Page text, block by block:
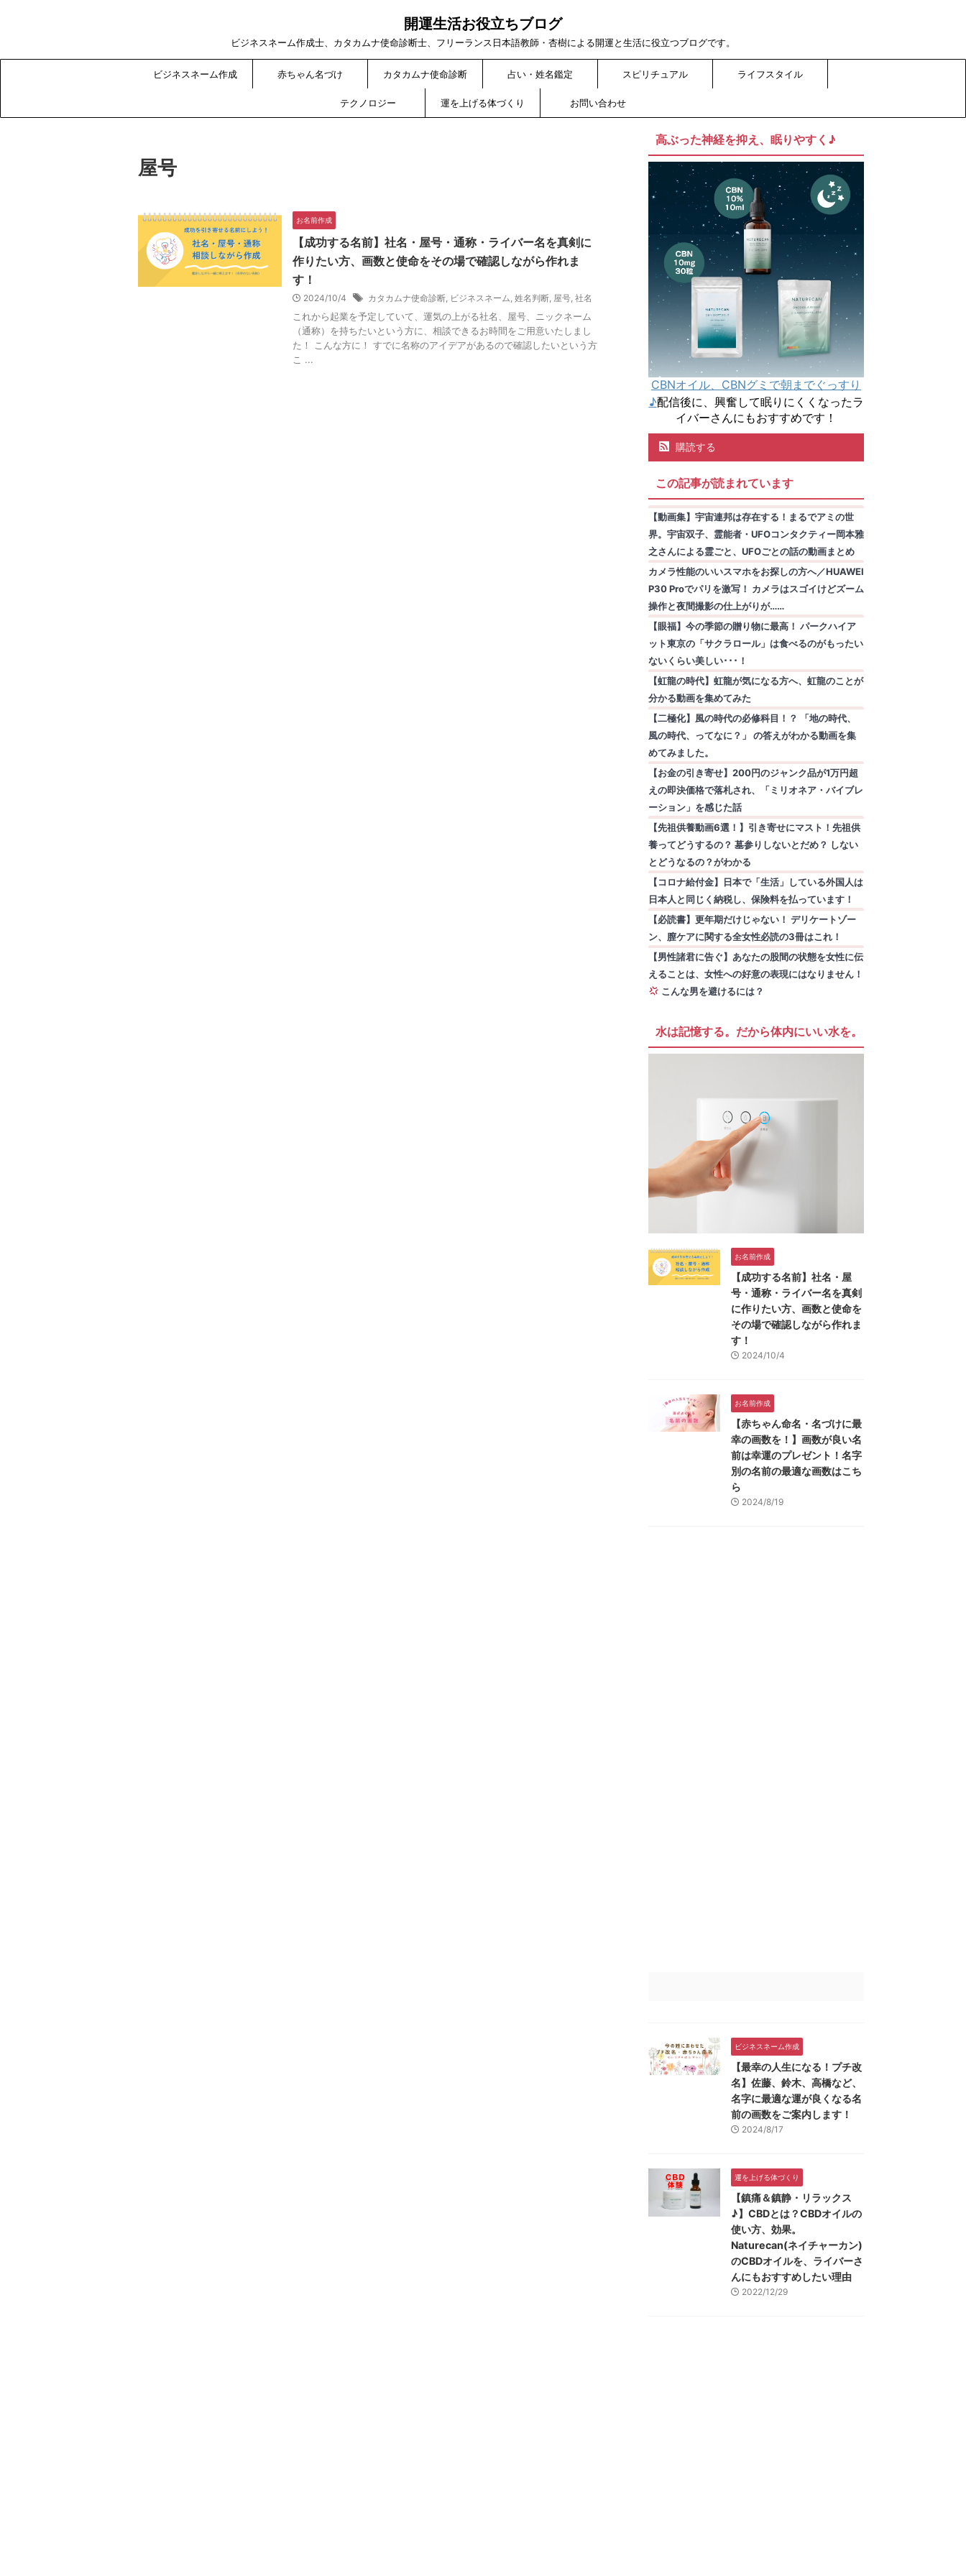
開運生活お役立ちブログ
ビジネスネーム作成士、カタカムナ使命診断士、フリーランス日本語教師・杏樹による開運と生活に役立つブログです。
ビジネスネーム作成 赤ちゃん名づけ カタカムナ使命診断 占い・姓名鑑定 スピリチュアル ライフスタイル
テクノロジー 運を上げる体づくり お問い合わせ
屋号
お名前作成
【成功する名前】社名・屋号・通称・ライバー名を真剣に
作りたい方、画数と使命をその場で確認しながら作れま
す！
2024/10/4 カタカムナ使命診断, ビジネスネーム, 姓名判断, 屋号, 社名
これから起業を予定していて、運気の上がる社名、屋号、ニックネーム
（通称）を持ちたいという方に、相談できるお時間をご用意いたしまし
た！ こんな方に！ すでに名称のアイデアがあるので確認したいという方
こ ...
高ぶった神経を抑え、眠りやすく♪
CBNオイル、CBNグミで朝までぐっすり
♪配信後に、興奮して眠りにくくなったラ
イバーさんにもおすすめです！
購読する
この記事が読まれています
【動画集】宇宙連邦は存在する！まるでアミの世
界。宇宙双子、霊能者・UFOコンタクティー岡本雅
之さんによる霊ごと、UFOごとの話の動画まとめ
カメラ性能のいいスマホをお探しの方へ／HUAWEI
P30 Proでパリを激写！ カメラはスゴイけどズーム
操作と夜間撮影の仕上がりが……
【眼福】今の季節の贈り物に最高！ パークハイア
ット東京の「サクラロール」は食べるのがもったい
ないくらい美しい･･･！
【虹龍の時代】虹龍が気になる方へ、虹龍のことが
分かる動画を集めてみた
【二極化】風の時代の必修科目！？ 「地の時代、
風の時代、ってなに？」 の答えがわかる動画を集
めてみました。
【お金の引き寄せ】200円のジャンク品が1万円超
えの即決価格で落札され、「ミリオネア・バイブレ
ーション」を感じた話
【先祖供養動画6選！】引き寄せにマスト！先祖供
養ってどうするの？ 墓参りしないとだめ？ しない
とどうなるの？がわかる
【コロナ給付金】日本で「生活」している外国人は
日本人と同じく納税し、保険料を払っています！
【必読書】更年期だけじゃない！ デリケートゾー
ン、膣ケアに関する全女性必読の3冊はこれ！
【男性諸君に告ぐ】あなたの股間の状態を女性に伝
えることは、女性への好意の表現にはなりません！
こんな男を避けるには？
水は記憶する。だから体内にいい水を。
お名前作成
【成功する名前】社名・屋
号・通称・ライバー名を真剣
に作りたい方、画数と使命を
その場で確認しながら作れま
す！
2024/10/4
お名前作成
【赤ちゃん命名・名づけに最
幸の画数を！】画数が良い名
前は幸運のプレゼント！名字
別の名前の最適な画数はこち
ら
2024/8/19
ビジネスネーム作成
【最幸の人生になる！プチ改
名】佐藤、鈴木、高橋など、
名字に最適な運が良くなる名
前の画数をご案内します！
2024/8/17
運を上げる体づくり
【鎮痛＆鎮静・リラックス
♪】CBDとは？CBDオイルの
使い方、効果。
Naturecan(ネイチャーカン)
のCBDオイルを、ライバーさ
んにもおすすめしたい理由
2022/12/29